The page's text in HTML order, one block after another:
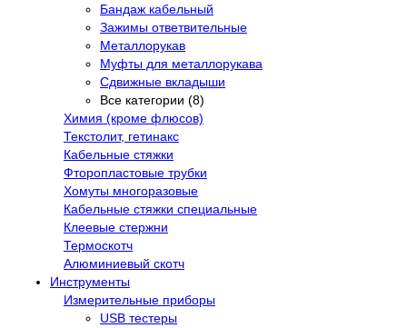
Бандаж кабельный
Зажимы ответвительные
Металлорукав
Муфты для металлорукава
Сдвижные вкладыши
Все категории (8)
Химия (кроме флюсов)
Текстолит, гетинакс
Кабельные стяжки
Фторопластовые трубки
Хомуты многоразовые
Кабельные стяжки специальные
Клеевые стержни
Термоскотч
Алюминиевый скотч
Инструменты
Измерительные приборы
USB тестеры